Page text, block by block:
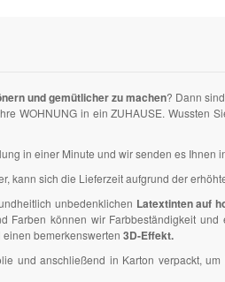
und gemütlicher zu machen? Dann
WOHNUNG in ein ZUHAUSE.
in einer Minute und wir senden es Ihnen
kann sich die Lieferzeit aufgrund der
unbedenklichen Latextinten auf
Farben können wir Farbbeständigkeit
bemerkenswerten 3D-Effekt.
und anschließend in Karton verpackt,